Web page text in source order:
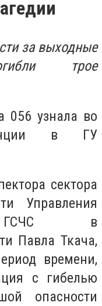
за выходные
трое
056 узнала во
в ГУ
сектора
Управления
ГСЧС в
Павла Ткача,
времени,
с гибелью
опасности